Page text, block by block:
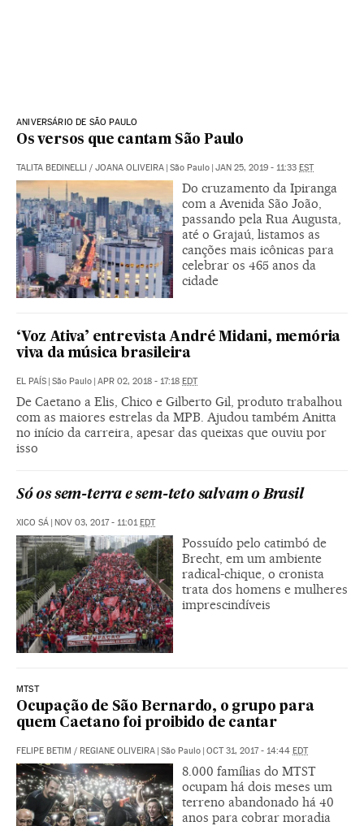
ANIVERSÁRIO DE SÃO PAULO
Os versos que cantam São Paulo
TALITA BEDINELLI / JOANA OLIVEIRA | São Paulo | JAN 25, 2019 - 11:33 EST
Do cruzamento da Ipiranga
com a Avenida São João,
passando pela Rua Augusta,
até o Grajaú, listamos as
canções mais icônicas para
celebrar os 465 anos da
cidade
‘Voz Ativa’ entrevista André Midani, memória
viva da música brasileira
EL PAÍS | São Paulo | APR 02, 2018 - 17:18 EDT
De Caetano a Elis, Chico e Gilberto Gil, produto trabalhou
com as maiores estrelas da MPB. Ajudou também Anitta
no início da carreira, apesar das queixas que ouviu por
isso
Só os sem-terra e sem-teto salvam o Brasil
XICO SÁ | NOV 03, 2017 - 11:01EDT
Possuído pelo catimbó de
Brecht, em um ambiente
radical-chique, o cronista
trata dos homens e mulheres
imprescindíveis
MTST
Ocupação de São Bernardo, o grupo para
quem Caetano foi proibido de cantar
FELIPE BETIM / REGIANE OLIVEIRA | São Paulo | OCT 31, 2017 - 14:44 EDT
8.000 famílias do MTST
ocupam há dois meses um
terreno abandonado há 40
anos para cobrar moradia